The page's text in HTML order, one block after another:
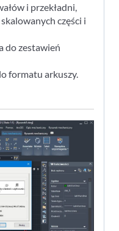
i przekładni,
części i
do zestawień
formatu arkuszy.